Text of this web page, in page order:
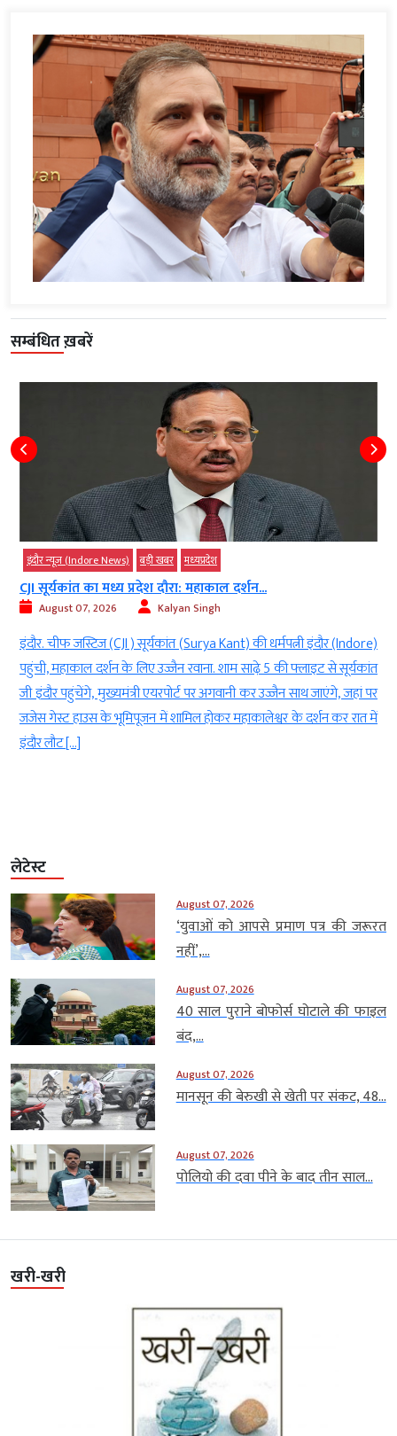
सम्बंधित ख़बरें
इंदौर न्यूज़ (Indore News) बड़ी खबर मध्‍यप्रदेश
CJI सूर्यकांत का मध्य प्रदेश दौरा: महाकाल दर्शन...
August 07, 2026 Kalyan Singh
इंदौर. चीफ जस्टिज (CJI ) सूर्यकांत (Surya Kant) की धर्मपत्नी इंदौर (Indore)
पहुंची, महाकाल दर्शन के लिए उज्जैन रवाना. शाम साढ़े 5 की फ्लाइट से सूर्यकांत
जी इंदौर पहुंचेंगे, मुख्यमंत्री एयरपोर्ट पर अगवानी कर उज्जैन साथ जाएंगे, जहां पर
जजेस गेस्ट हाउस के भूमिपूजन में शामिल होकर महाकालेश्वर के दर्शन कर रात में
इंदौर लौट […]
लेटेस्ट
August 07, 2026
‘युवाओं को आपसे प्रमाण पत्र की जरूरत
नहीं’,...
August 07, 2026
40 साल पुराने बोफोर्स घोटाले की फाइल
बंद,...
August 07, 2026
मानसून की बेरुखी से खेती पर संकट, 48...
August 07, 2026
पोलियो की दवा पीने के बाद तीन साल...
खरी-खरी